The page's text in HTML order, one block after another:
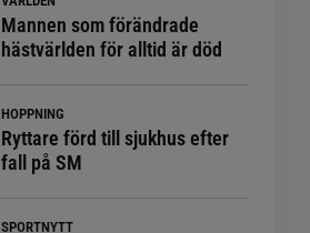
Mannen som förändrade
hästvärlden för alltid är död
HOPPNING
Ryttare förd till sjukhus efter
fall på SM
SPORTNYTT